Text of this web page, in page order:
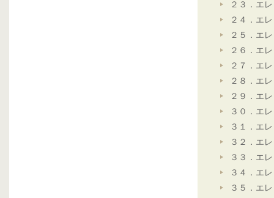
２３．エ
２４．エ
２５．エ
２６．エ
２７．エ
２８．エ
２９．エ
３０．エ
３１．エ
３２．エ
３３．エ
３４．エ
３５．エ